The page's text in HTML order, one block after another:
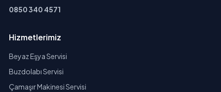
0850 340 4571
Hizmetlerimiz
Beyaz Eşya Servisi
Buzdolabı Servisi
Çamaşır Makinesi Servisi